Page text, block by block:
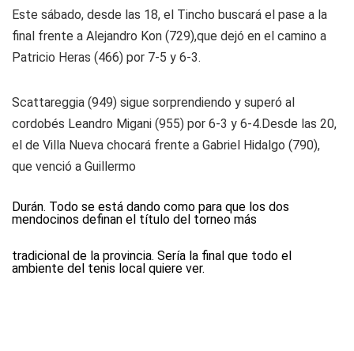
Este sábado, desde las 18, el Tincho buscará el pase a la
final frente a Alejandro Kon (729),que dejó en el camino a
Patricio Heras (466) por 7-5 y 6-3.
Scattareggia (949) sigue sorprendiendo y superó al
cordobés Leandro Migani (955) por 6-3 y 6-4.Desde las 20,
el de Villa Nueva chocará frente a Gabriel Hidalgo (790),
que venció a Guillermo
Durán. Todo se está dando como para que los dos
mendocinos definan el título del torneo más
tradicional de la provincia. Sería la final que todo el
ambiente del tenis local quiere ver.